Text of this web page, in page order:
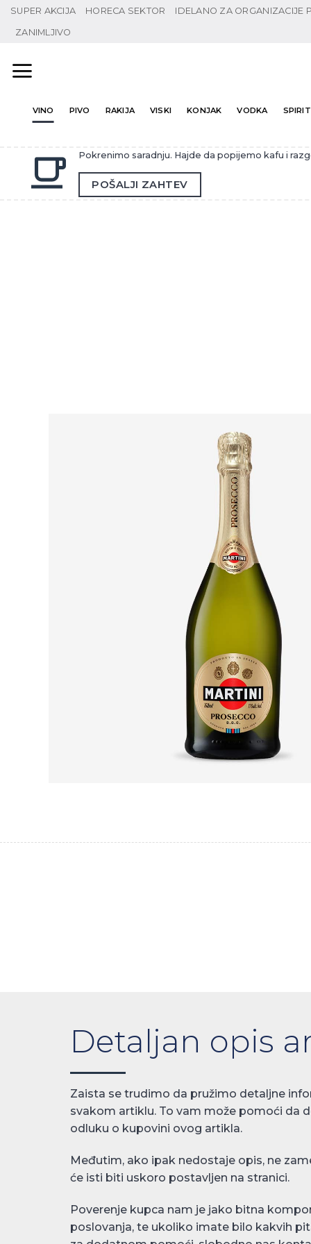
Preskoči
SUPER AKCIJA HORECA SEKTOR IDELANO ZA ORGANIZACIJE
ZANIMLJIVO
VINO PIVO RAKIJA VISKI KONJAK VODKA
Pokrenimo saradnju. Hajde da popijemo kafu i
POŠALJI ZAHTEV
Detaljan opis
Zaista se trudimo da pružimo detaljne
svakom artiklu. To vam može pomoći da
odluku o kupovini ovog artikla.
Međutim, ako ipak nedostaje opis, ne
će isti biti uskoro postavljen na stranici.
Poverenje kupca nam je jako bitna
poslovanja, te ukoliko imate bilo kakvih